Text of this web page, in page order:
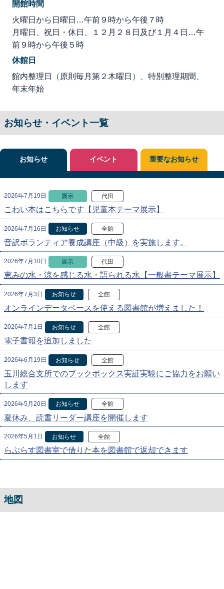
開館時間
火曜日から日曜日…午前９時から午後７時
月曜日、祝日・休日、１２月２８日及び１月４日…午
前９時から午後５時
休館日
館内整理日（原則毎月第２木曜日）、特別整理期間、
年末年始
お知らせ・イベント一覧
お知らせ
2026年7月19日 展示 代田
こわい本はこちらです【児童本テーマ展示】
2026年7月16日 お知らせ 全館
音訳ボランティア養成講座（中級）を実施します。
2026年7月10日 展示 代田
恵みの水・涼を感じる水・語られる水【一般書テーマ展示】
2026年7月3日 お知らせ 全館
オンラインデータベースを使える図書館が増えました！
2026年7月1日 お知らせ 全館
電子書籍を追加しました
2026年6月19日 お知らせ 全館
玉川総合支所でのブックボックス実証実験にご協力をお願い
します
2026年5月20日 お知らせ 全館
夏休み、読書リーダー講座を開催します
2026年5月1日 お知らせ 全館
らぷらす図書室で借りた本を図書館で返却できます
イベント 重要なお知らせ
地図